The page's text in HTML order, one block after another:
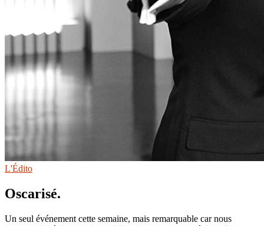
L'Édito
Oscarisé.
Un seul événement cette semaine, mais remarquable car nous